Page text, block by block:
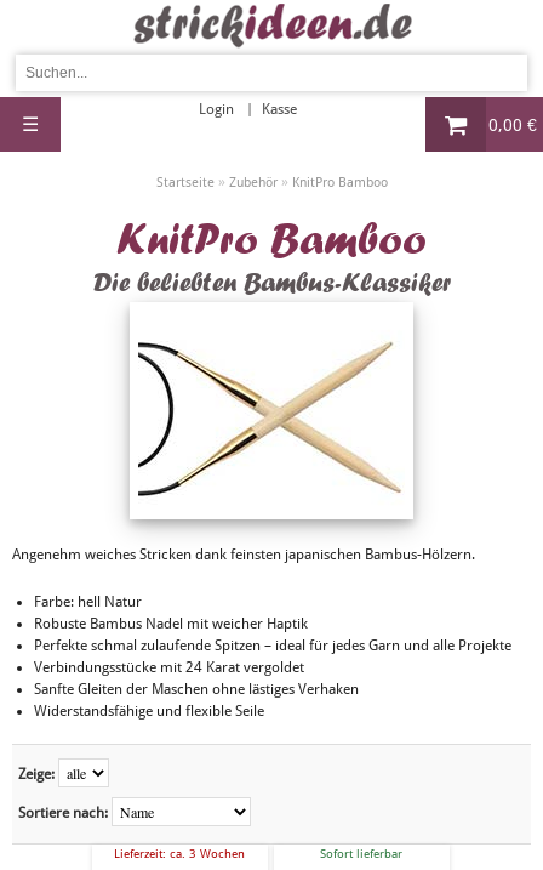
0,00 €
Login Kasse
☰
Startseite» Zubehör» KnitPro Bamboo
KnitPro Bamboo
Die beliebten Bambus-Klassiker
Angenehm weiches Stricken dank feinsten japanischen Bambus-Hölzern.
Farbe: hell Natur
Robuste Bambus Nadel mit weicher Haptik
Perfekte schmal zulaufende Spitzen – ideal für jedes Garn und alle Projekte
Verbindungsstücke mit 24 Karat vergoldet
Sanfte Gleiten der Maschen ohne lästiges Verhaken
Widerstandsfähige und flexible Seile
Zeige:
Sortiere nach:
Lieferzeit: ca. 3 Wochen Sofort lieferbar